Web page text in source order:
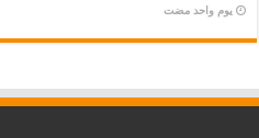
‏يوم واحد مضت